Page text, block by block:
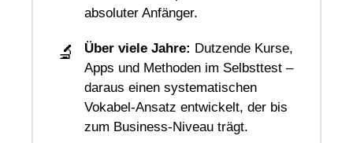
absoluter Anfänger.
🔬 Über viele Jahre: Dutzende Kurse,
Apps und Methoden im Selbsttest –
daraus einen systematischen
Vokabel-Ansatz entwickelt, der bis
zum Business-Niveau trägt.